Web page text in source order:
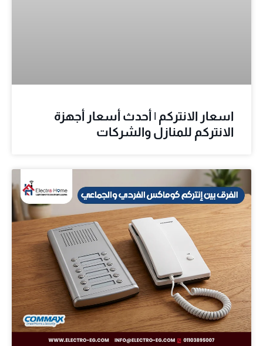
اسعار الانتركم | أحدث أسعار أجهزة
الانتركم للمنازل والشركات